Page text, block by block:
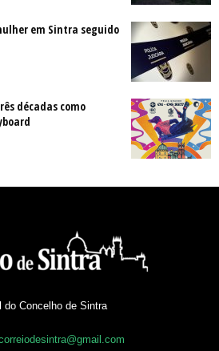
em Sintra seguido
décadas como
do Concelho de Sintra